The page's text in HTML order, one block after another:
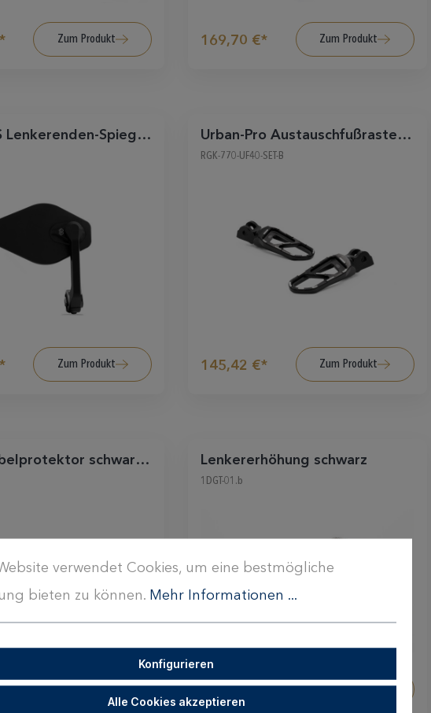
Zum Produkt 169,70 €* Zum Produkt
Lenkerenden-Spiegel
Zum Produkt
Urban-Pro Austauschfußraste,
Sozius, schwarz
RGK-770-UF40-SET-B
145,42 €* Zum Produkt
schwarz
Zum Produkt
Lenkererhöhung schwarz
1DGT-01.b
117,28 €* Zum Produkt
verwendet Cookies, um eine bestmögliche
bieten zu können. Mehr Informationen ...
Konfigurieren
Alle Cookies akzeptieren